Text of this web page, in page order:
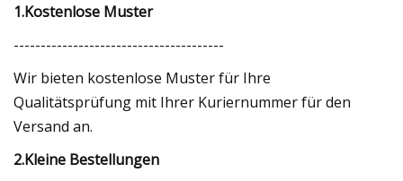
1.Kostenlose Muster
---------------------------------------
Wir bieten kostenlose Muster für Ihre
Qualitätsprüfung mit Ihrer Kuriernummer für den
Versand an.
2.Kleine Bestellungen